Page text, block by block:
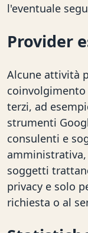
l'eventuale
Provider
Alcune attività
terzi, ad
strumenti
consulenti e
soggetti
privacy e solo
richiesta o al